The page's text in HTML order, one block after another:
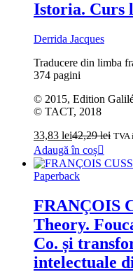
Istoria. Curs
Derrida Jacques
Traducere din limba
374 pagini
© 2015, Edition
© TACT, 2018
33,83 lei42,29lei TVA
Adaugă în coș
Paperback
FRANÇOIS
Theory.
Co. și
intelectuale